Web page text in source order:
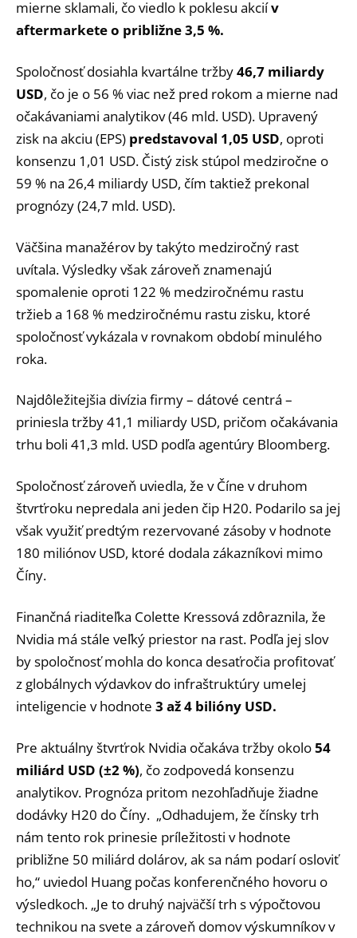
mierne sklamali, čo viedlo k poklesu akciív
aftermarkete o približne 3,5 %.
Spoločnosť dosiahla kvartálne tržby46,7 miliardy
USD, čo je o 56 % viac než pred rokom a mierne nad
očakávaniami analytikov (46 mld. USD). Upravený
zisk na akciu (EPS) predstavoval 1,05 USD, oproti
konsenzu 1,01 USD. Čistý zisk stúpol medziročne o
59 % na 26,4 miliardy USD, čím taktiež prekonal
prognózy (24,7 mld. USD).
Väčšina manažérov by takýto medziročný rast
uvítala. Výsledky však zároveň znamenajú
spomalenie oproti 122 % medziročnému rastu
tržieb a 168 % medziročnému rastu zisku, ktoré
spoločnosť vykázala v rovnakom období minulého
roka.
Najdôležitejšia divízia firmy – dátové centrá –
priniesla tržby 41,1 miliardy USD, pričom očakávania
trhu boli 41,3 mld. USD podľa agentúry Bloomberg.
Spoločnosť zároveň uviedla, že v Číne v druhom
štvrťroku nepredala ani jeden čip H20. Podarilo sa jej
však využiť predtým rezervované zásoby v hodnote
180 miliónov USD, ktoré dodala zákazníkovi mimo
Číny.
Finančná riaditeľka Colette Kressová zdôraznila, že
Nvidia má stále veľký priestor na rast. Podľa jej slov
by spoločnosť mohla do konca desaťročia profitovať
z globálnych výdavkov do infraštruktúry umelej
inteligencie v hodnote 3 až 4 bilióny USD.
Pre aktuálny štvrťrok Nvidia očakáva tržby okolo54
miliárd USD (±2 %), čo zodpovedá konsenzu
analytikov. Prognóza pritom nezohľadňuje žiadne
dodávky H20 do Číny. „Odhadujem, že čínsky trh
nám tento rok prinesie príležitosti v hodnote
približne 50 miliárd dolárov, ak sa nám podarí osloviť
ho,“ uviedol Huang počas konferenčného hovoru o
výsledkoch. „Je to druhý najväčší trh s výpočtovou
technikou na svete a zároveň domov výskumníkov v